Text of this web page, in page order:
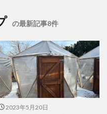
の最新記事8件
2023年5月20日